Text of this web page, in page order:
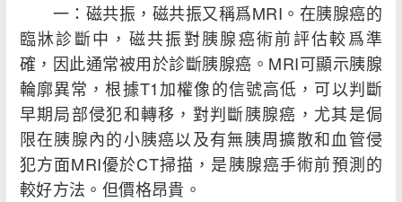
一：磁共振，磁共振又稱爲MRI。在胰腺癌的
臨牀診斷中，磁共振對胰腺癌術前評估較爲準
確，因此通常被用於診斷胰腺癌。MRI可顯示胰腺
輪廓異常，根據T1加權像的信號高低，可以判斷
早期局部侵犯和轉移，對判斷胰腺癌，尤其是侷
限在胰腺內的小胰癌以及有無胰周擴散和血管侵
犯方面MRI優於CT掃描，是胰腺癌手術前預測的
較好方法。但價格昂貴。